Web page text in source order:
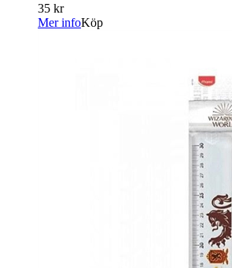
35 kr
Mer infoKöp